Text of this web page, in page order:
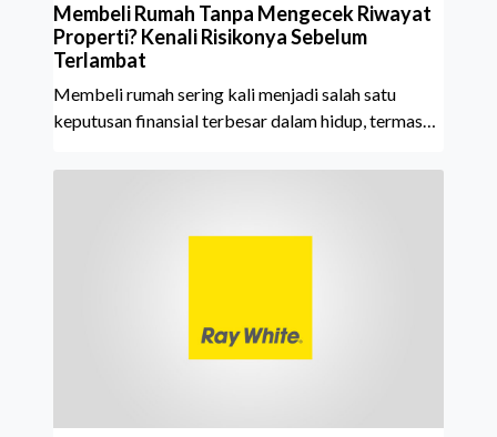
Membeli Rumah Tanpa Mengecek Riwayat
Properti? Kenali Risikonya Sebelum
Terlambat
Membeli rumah sering kali menjadi salah satu
keputusan finansial terbesar dalam hidup, termasuk
aktif merencanakan kepemilikan hunian maupun
kepemilikan hingga riwaya